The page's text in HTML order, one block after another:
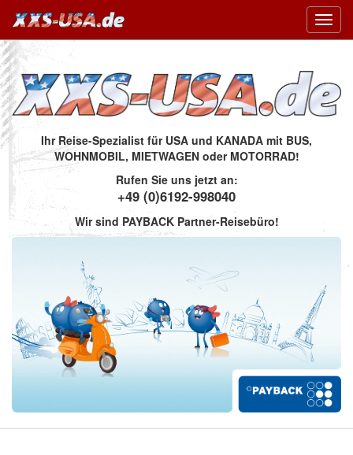
Ihr Reise-Spezialist für USA und KANADA mit BUS,
WOHNMOBIL, MIETWAGEN oder MOTORRAD!
Rufen Sie uns jetzt an:
+49 (0)6192-998040
Wir sind PAYBACK Partner-Reisebüro!